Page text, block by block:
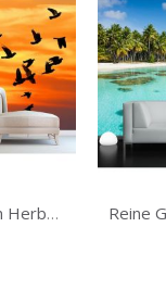
Vögel kommen in Herbst Fototapete